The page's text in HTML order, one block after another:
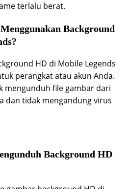
terlalu berat.
Background
HD di Mobile Legends
perangkat atau akun Anda.
mengunduh file gambar dari
dan tidak mengandung virus
Background HD